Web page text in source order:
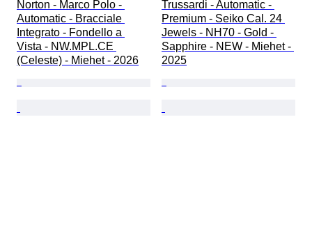
Norton - Marco Polo -
Automatic - Bracciale
Integrato - Fondello a
Vista - NW.MPL.CE
(Celeste) - Miehet - 2026
Trussardi - Automatic -
Premium - Seiko Cal. 24
Jewels - NH70 - Gold -
Sapphire - NEW - Miehet -
2025